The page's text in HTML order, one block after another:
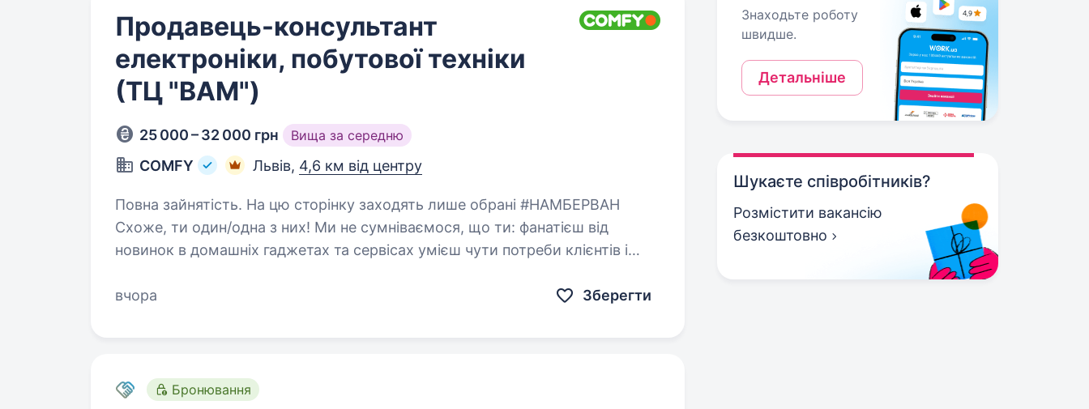
Продавець-консультант
електроніки, побутової техніки
(ТЦ "ВАМ")
25 000 – 32 000 грн Вища за середню
COMFY Львів, 4,6 км від центру
Повна зайнятість. На цю сторінку заходять лише обрані #НАМБЕРВАН
Схоже, ти один/одна з них! Ми не сумніваємося, що ти: фанатієш від
новинок в домашніх гаджетах та сервісах умієш чути потреби клієнтів і
вчора
Зберегти
Бронювання
Знаходьте роботу
швидше.
Детальніше
Шукаєте співробітників?
Розмістити вакансію
безкоштовно